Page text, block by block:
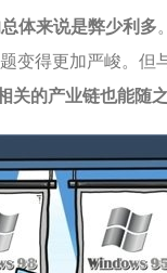
体来说是弊少利多
变得更加严峻。但
关的产业链也能随